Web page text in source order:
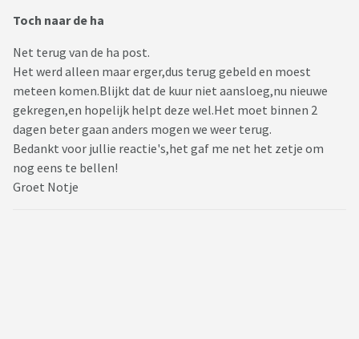
Toch naar de ha
Net terug van de ha post.
Het werd alleen maar erger,dus terug gebeld en moest
meteen komen.Blijkt dat de kuur niet aansloeg,nu nieuwe
gekregen,en hopelijk helpt deze wel.Het moet binnen 2
dagen beter gaan anders mogen we weer terug.
Bedankt voor jullie reactie's,het gaf me net het zetje om
nog eens te bellen!
Groet Notje